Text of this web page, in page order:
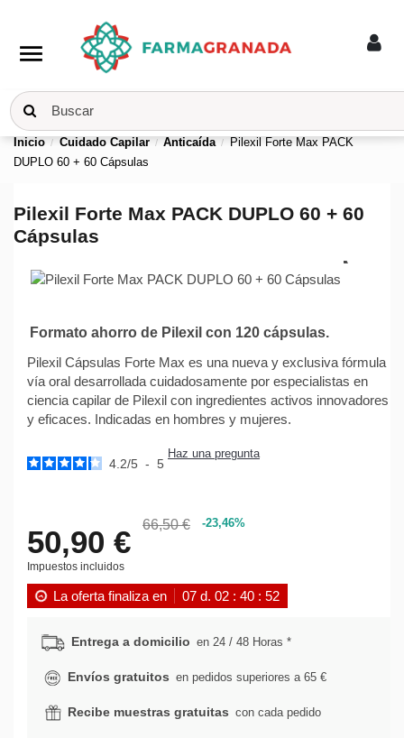
menu
Inicio Cuidado Capilar Anticaída
Pilexil Forte Max PACK
DUPLO 60 + 60 Cápsulas
Pilexil Forte Max PACK DUPLO 60 + 60
Cápsulas
Formato ahorro de Pilexil con 120 cápsulas.
Pilexil Cápsulas Forte Max es una nueva y exclusiva fórmula
vía oral desarrollada cuidadosamente por especialistas en
ciencia capilar de Pilexil con ingredientes activos innovadores
y eficaces. Indicadas en hombres y mujeres.
4.2/5 - 5
Haz una pregunta
50,90 € 66,50 € -23,46%
Impuestos incluidos
La oferta finaliza en 07 d. 02 : 40 : 52
Entrega a domicilio en 24 / 48 Horas *
Envíos gratuitos en pedidos superiores a 65 €
Recibe muestras gratuitas con cada pedido